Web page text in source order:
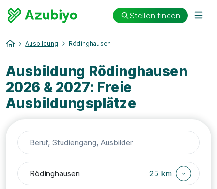
Stellen finden
Ausbildung Rödinghausen
Ausbildung Rödinghausen
2026 & 2027: Freie
Ausbildungsplätze
25 km